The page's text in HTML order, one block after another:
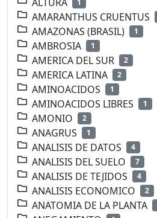
1
AMARANTHUS CRUENTUS
AMAZONAS (BRASIL) 1
AMBROSIA 1
AMERICA DEL SUR 2
AMERICA LATINA 2
AMINOACIDOS 1
AMINOACIDOS LIBRES 1
AMONIO 2
ANAGRUS 1
ANALISIS DE DATOS 4
ANALISIS DEL SUELO 7
ANALISIS DE TEJIDOS 4
ANALISIS ECONOMICO 2
ANATOMIA DE LA PLANTA